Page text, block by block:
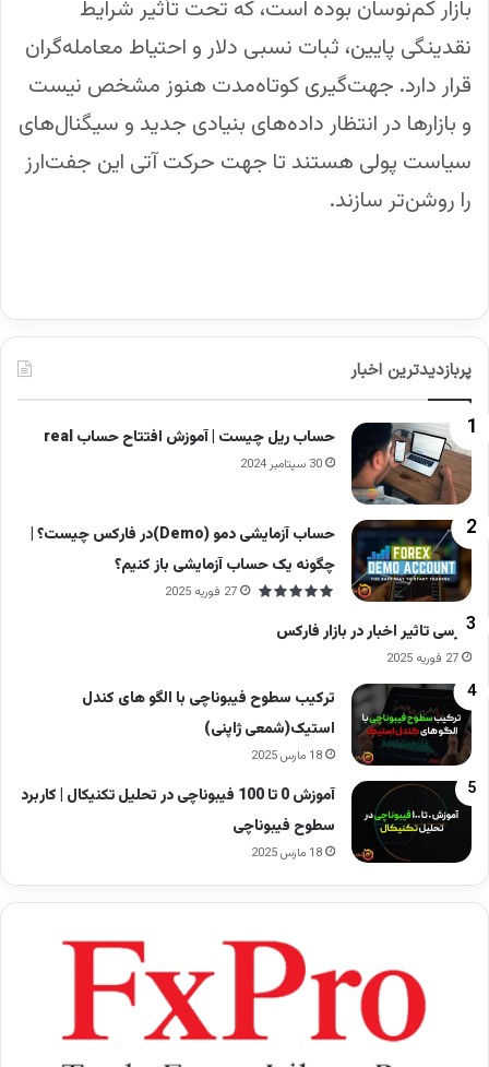
بازار کم‌نوسان بوده است، که تحت تأثیر شرایط
نقدینگی پایین، ثبات نسبی دلار و احتیاط معامله‌گران
قرار دارد. جهت‌گیری کوتاه‌مدت هنوز مشخص نیست
و بازارها در انتظار داده‌های بنیادی جدید و سیگنال‌های
سیاست پولی هستند تا جهت حرکت آتی این جفت‌ارز
را روشن‌تر سازند.
پربازدیدترین اخبار
حساب ریل چیست | آموزش افتتاح حساب real
30 سپتامبر 2024
حساب آزمایشی دمو (Demo)در فارکس چیست؟ |
چگونه یک حساب آزمایشی باز کنیم؟
27 فوریه 2025
بررسی تاثیر اخبار در بازار فارکس
27 فوریه 2025
ترکیب سطوح فیبوناچی با الگو های کندل
استیک(شمعی ژاپنی)
18 مارس 2025
آموزش 0 تا 100 فیبوناچی در تحلیل تکنیکال | کاربرد
سطوح فیبوناچی
18 مارس 2025